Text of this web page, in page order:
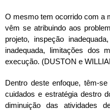
O mesmo tem ocorrido com a
vêm se atribuindo aos
projeto, inspeção
inadequada, limitações dos
execução. (DUSTON e
Dentro deste enfoque, têm-
cuidados e estratégia destro
diminuição das atividades